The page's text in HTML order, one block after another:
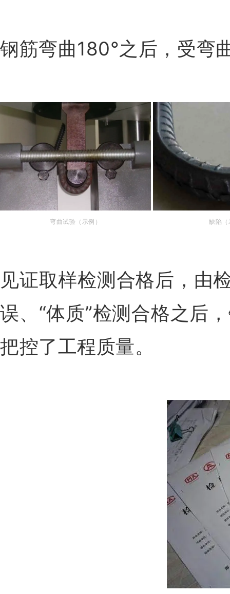
钢筋弯曲180°之后，受弯
弯曲试验（示例） 缺陷（
见证取样检测合格后，由
误、“体质”检测合格之后
把控了工程质量。